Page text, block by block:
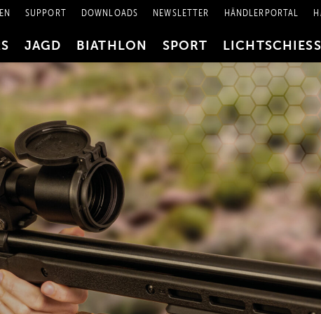
SUPPORT DOWNLOADS NEWSLETTER HÄNDLERPORTAL
JAGD BIATHLON SPORT